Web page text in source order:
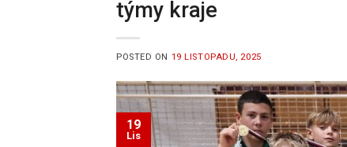
týmy kraje
POSTED ON 19 LISTOPADU, 2025
19
Lis